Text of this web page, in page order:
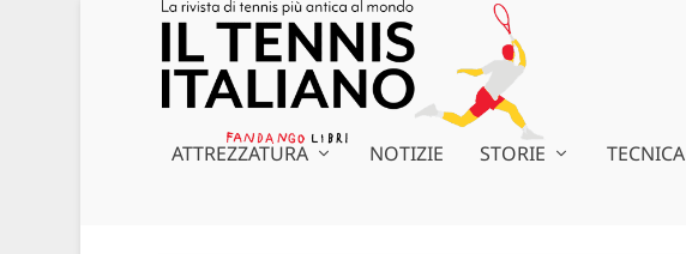
ATTREZZATURA NOTIZIE STORIE TECNICA